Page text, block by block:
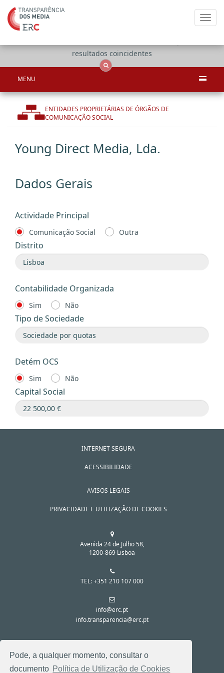
Pode, a qualquer momento, consultar o
documento Política de Utilização de Cookies
resultados coincidentes
MENU
ENTIDADES PROPRIETÁRIAS DE ÓRGÃOS DE
COMUNICAÇÃO SOCIAL
Young Direct Media, Lda.
Dados Gerais
Actividade Principal
Comunicação Social Outra
Distrito
Contabilidade Organizada
Sim Não
Tipo de Sociedade
Detém OCS
Sim Não
Capital Social
INTERNET SEGURA
ACESSIBILIDADE
AVISOS LEGAIS
PRIVACIDADE E UTILIZAÇÃO DE COOKIES
Avenida 24 de Julho 58,
1200-869 Lisboa
TEL: +351 210 107 000
info@erc.pt
info.transparencia@erc.pt